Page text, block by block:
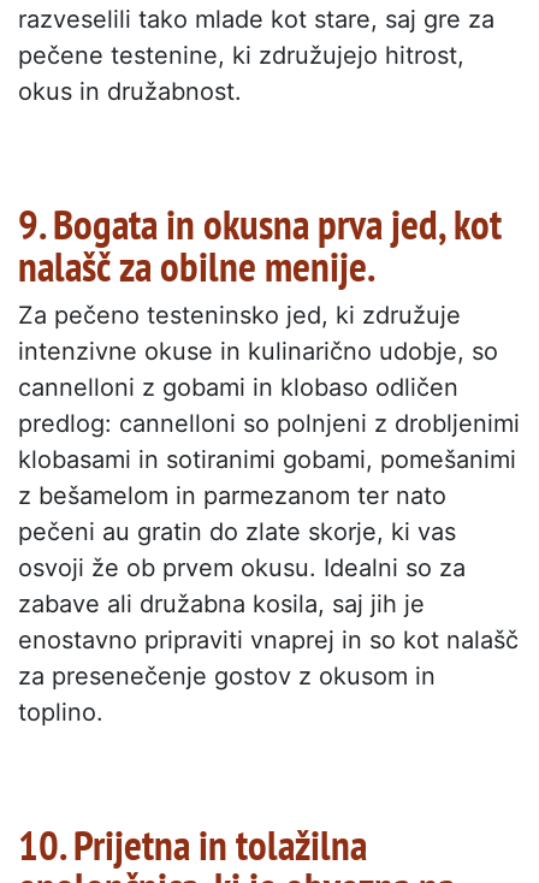
razveselili tako mlade kot stare, saj gre za
pečene testenine, ki združujejo hitrost,
okus in družabnost.
9. Bogata in okusna prva jed, kot
nalašč za obilne menije.
Za pečeno testeninsko jed, ki združuje
intenzivne okuse in kulinarično udobje, so
cannelloni z gobami in klobaso odličen
predlog: cannelloni so polnjeni z drobljenimi
klobasami in sotiranimi gobami, pomešanimi
z bešamelom in parmezanom ter nato
pečeni au gratin do zlate skorje, ki vas
osvoji že ob prvem okusu. Idealni so za
zabave ali družabna kosila, saj jih je
enostavno pripraviti vnaprej in so kot nalašč
za presenečenje gostov z okusom in
toplino.
10. Prijetna in tolažilna